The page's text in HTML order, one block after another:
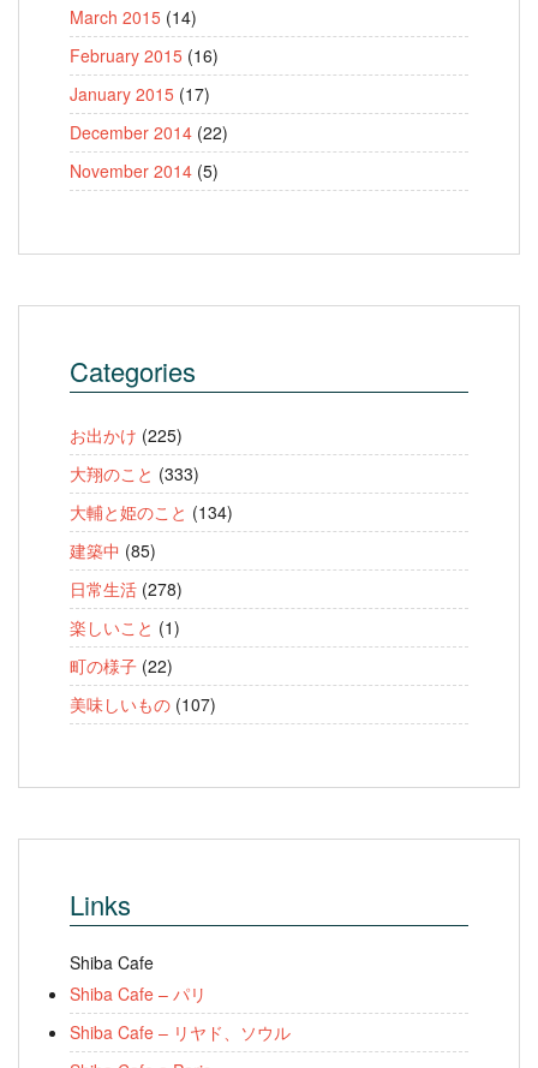
March 2015 (14)
February 2015 (16)
January 2015 (17)
December 2014 (22)
November 2014 (5)
Categories
お出かけ (225)
大翔のこと (333)
大輔と姫のこと (134)
建築中 (85)
日常生活 (278)
楽しいこと (1)
町の様子 (22)
美味しいもの (107)
Links
Shiba Cafe
Shiba Cafe – パリ
Shiba Cafe – リヤド、ソウル